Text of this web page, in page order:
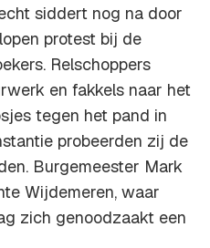
siddert nog na door
protest bij de
Relschoppers
en fakkels naar het
tegen het pand in
probeerden zij de
Burgemeester Mark
Wijdemeren, waar
zich genoodzaakt een